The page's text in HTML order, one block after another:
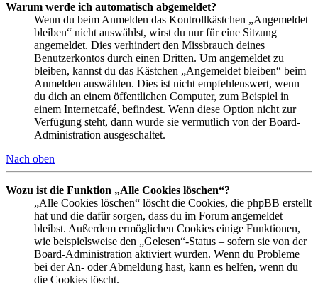
Warum werde ich automatisch abgemeldet?
Wenn du beim Anmelden das Kontrollkästchen „Angemeldet
bleiben“ nicht auswählst, wirst du nur für eine Sitzung
angemeldet. Dies verhindert den Missbrauch deines
Benutzerkontos durch einen Dritten. Um angemeldet zu
bleiben, kannst du das Kästchen „Angemeldet bleiben“ beim
Anmelden auswählen. Dies ist nicht empfehlenswert, wenn
du dich an einem öffentlichen Computer, zum Beispiel in
einem Internetcafé, befindest. Wenn diese Option nicht zur
Verfügung steht, dann wurde sie vermutlich von der Board-
Administration ausgeschaltet.
Nach oben
Wozu ist die Funktion „Alle Cookies löschen“?
„Alle Cookies löschen“ löscht die Cookies, die phpBB erstellt
hat und die dafür sorgen, dass du im Forum angemeldet
bleibst. Außerdem ermöglichen Cookies einige Funktionen,
wie beispielsweise den „Gelesen“-Status – sofern sie von der
Board-Administration aktiviert wurden. Wenn du Probleme
bei der An- oder Abmeldung hast, kann es helfen, wenn du
die Cookies löscht.